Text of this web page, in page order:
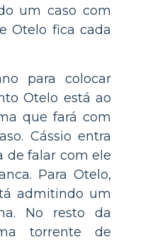
um caso com
Otelo fica cada
para colocar
Otelo está ao
que fará com
Cássio entra
de falar com ele
Para Otelo,
admitindo um
No resto da
torrente de